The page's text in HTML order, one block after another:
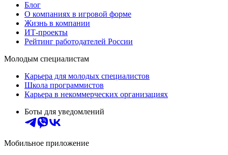
Блог
О компаниях в игровой форме
Жизнь в компании
ИТ-проекты
Рейтинг работодателей России
Молодым специалистам
Карьера для молодых специалистов
Школа программистов
Карьера в некоммерческих организациях
Боты для уведомлений
Мобильное приложение